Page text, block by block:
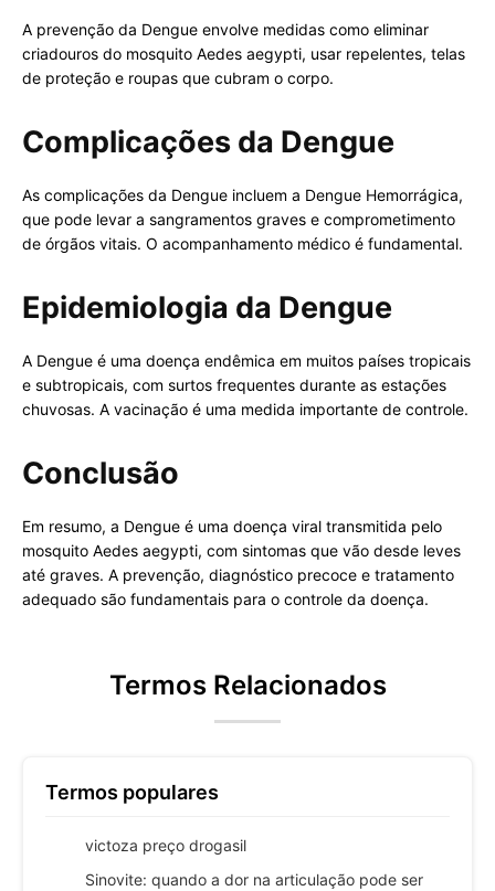
A prevenção da Dengue envolve medidas como eliminar
criadouros do mosquito Aedes aegypti, usar repelentes, telas
de proteção e roupas que cubram o corpo.
Complicações da Dengue
As complicações da Dengue incluem a Dengue Hemorrágica,
que pode levar a sangramentos graves e comprometimento
de órgãos vitais. O acompanhamento médico é fundamental.
Epidemiologia da Dengue
A Dengue é uma doença endêmica em muitos países tropicais
e subtropicais, com surtos frequentes durante as estações
chuvosas. A vacinação é uma medida importante de controle.
Conclusão
Em resumo, a Dengue é uma doença viral transmitida pelo
mosquito Aedes aegypti, com sintomas que vão desde leves
até graves. A prevenção, diagnóstico precoce e tratamento
adequado são fundamentais para o controle da doença.
Termos Relacionados
Termos populares
victoza preço drogasil
Sinovite: quando a dor na articulação pode ser